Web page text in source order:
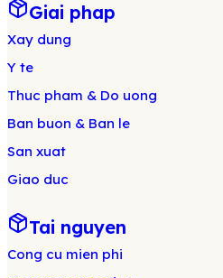
Giai phap
Xay dung
Y te
Thuc pham & Do uong
Ban buon & Ban le
San xuat
Giao duc
Tai nguyen
Cong cu mien phi